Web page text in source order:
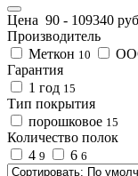
Цена 90 - 109340 руб
Производитель
Меткон 10
Гарантия
1 год 15
Тип покрытия
порошковое 15
Количество полок
4 9 6 6